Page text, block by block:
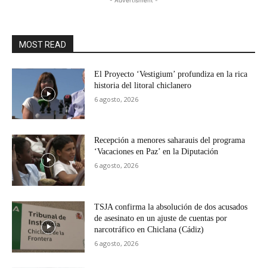
MOST READ
El Proyecto ‘Vestigium’ profundiza en la rica
historia del litoral chiclanero
6 agosto, 2026
Recepción a menores saharauis del programa
‘Vacaciones en Paz’ en la Diputación
6 agosto, 2026
TSJA confirma la absolución de dos acusados
de asesinato en un ajuste de cuentas por
narcotráfico en Chiclana (Cádiz)
6 agosto, 2026